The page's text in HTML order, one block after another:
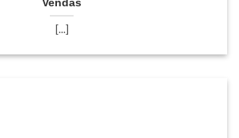
Vendas
[...]